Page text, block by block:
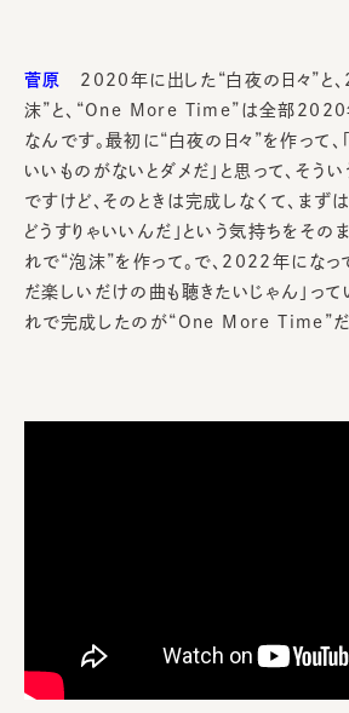
菅原
2020年に出した“白夜の日々”と
沫”と、“One More Time”は全部2020
なんです。最初に“白夜の日々”を作って、
いいものがないとダメだ」と思って、そう
ですけど、そのときは完成しなくて、まず
どうすりゃいいんだ」という気持ちをその
れで“泡沫”を作って。で、2022年になっ
だ楽しいだけの曲も聴きたいじゃん」って
れで完成したのが“One More Time”だ